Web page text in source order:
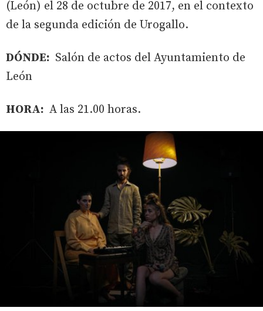
(León) el 28 de octubre de 2017, en el contexto
de la segunda edición de Urogallo.
DÓNDE: Salón de actos del Ayuntamiento de
León
HORA: A las 21.00 horas.